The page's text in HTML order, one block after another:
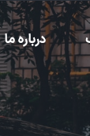
درباره ما